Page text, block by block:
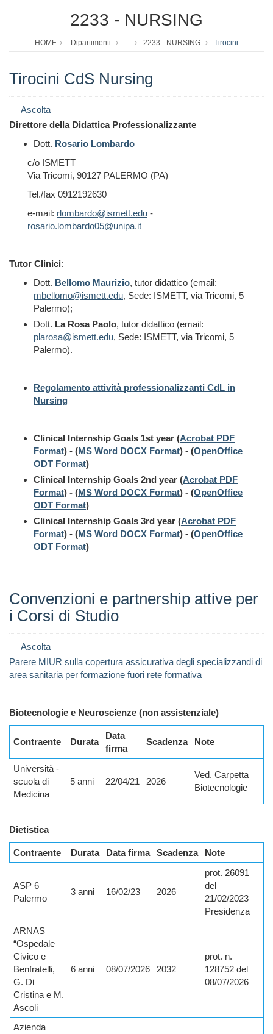
2233 - NURSING
HOME Dipartimenti ... 2233 - NURSING Tirocini
Tirocini CdS Nursing
Ascolta
Direttore della Didattica Professionalizzante
Dott. Rosario Lombardo
c/o ISMETT
Via Tricomi, 90127 PALERMO (PA)
Tel./fax 0912192630
e-mail: rlombardo@ismett.edu -
rosario.lombardo05@unipa.it
Tutor Clinici:
Dott. Bellomo Maurizio, tutor didattico (email:
mbellomo@ismett.edu, Sede: ISMETT, via Tricomi, 5
Palermo);
Dott. La Rosa Paolo, tutor didattico (email:
plarosa@ismett.edu, Sede: ISMETT, via Tricomi, 5
Palermo).
Regolamento attività professionalizzanti CdL in
Nursing
Clinical Internship Goals 1st year (Acrobat PDF
Format) - (MS Word DOCX Format) - (OpenOffice
ODT Format)
Clinical Internship Goals 2nd year (Acrobat PDF
Format) - (MS Word DOCX Format) - (OpenOffice
ODT Format)
Clinical Internship Goals 3rd year (Acrobat PDF
Format) - (MS Word DOCX Format) - (OpenOffice
ODT Format)
Convenzioni e partnership attive per
i Corsi di Studio
Ascolta
Parere MIUR sulla copertura assicurativa degli specializzandi di
area sanitaria per formazione fuori rete formativa
Biotecnologie e Neuroscienze (non assistenziale)
Contraente Durata
Data
firma
Scadenza Note
Università -
scuola di
Medicina
5 anni 22/04/21 2026
Ved. Carpetta
Biotecnologie
Dietistica
Contraente Durata Data firma Scadenza Note
ASP 6
Palermo
3 anni 16/02/23 2026
prot. 26091
del
21/02/2023
Presidenza
ARNAS
“Ospedale
Civico e
Benfratelli,
G. Di
Cristina e M.
Ascoli
6 anni 08/07/2026 2032
prot. n.
128752 del
08/07/2026
Azienda